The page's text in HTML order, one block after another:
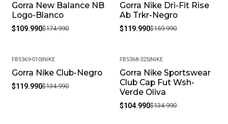
-37%
Gorra New Balance NB
Logo-Blanco
$109.990$174.990
-25%
Gorra Nike Dri-Fit Rise
Ab Trkr-Negro
$119.990$159.990
-11%
FB5369-010| NIKE
Gorra Nike Club-Negro
$119.990$134.990
-22%
FB5368-325 NIKE
Gorra Nike Sportswear
Club Cap Fut Wsh-
Verde Oliva
$104.990$134.990